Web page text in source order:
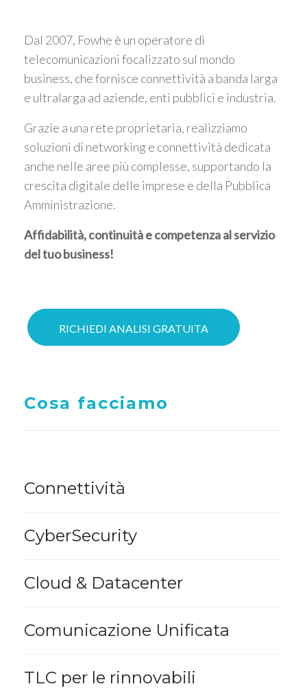
Dal 2007, Fowhe è un operatore di
telecomunicazioni focalizzato sul mondo
business, che fornisce connettività a banda larga
e ultralarga ad aziende, enti pubblici e industria.
Grazie a una rete proprietaria, realizziamo
soluzioni di networking e connettività dedicata
anche nelle aree più complesse, supportando la
crescita digitale delle imprese e della Pubblica
Amministrazione.
Affidabilità, continuità e competenza al servizio
del tuo business!
RICHIEDI ANALISI GRATUITA
Cosa facciamo
Connettività
CyberSecurity
Cloud & Datacenter
Comunicazione Unificata
TLC per le rinnovabili